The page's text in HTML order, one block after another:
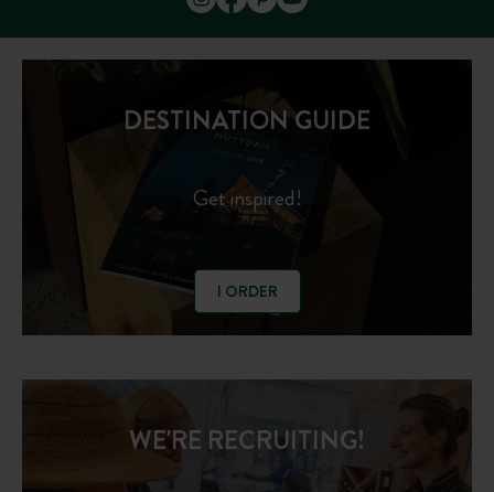
DESTINATION GUIDE
Get inspired!
I ORDER
WE'RE RECRUITING!